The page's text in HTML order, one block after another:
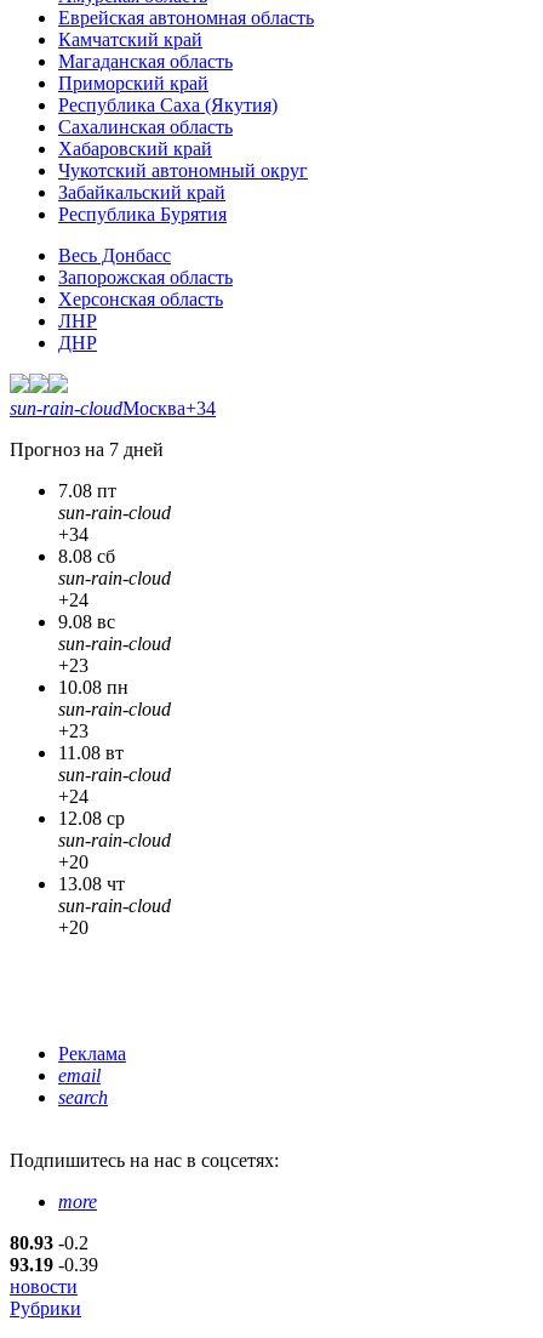
Еврейская автономная область
Камчатский край
Магаданская область
Приморский край
Республика Саха (Якутия)
Сахалинская область
Хабаровский край
Чукотский автономный округ
Забайкальский край
Республика Бурятия
Весь Донбасс
Запорожская область
Херсонская область
ЛНР
ДНР
sun-rain-cloudМосква+34
Прогноз на 7 дней
7.08 пт
sun-rain-cloud
+34
8.08 сб
sun-rain-cloud
+24
9.08 вс
sun-rain-cloud
+23
10.08 пн
sun-rain-cloud
+23
11.08 вт
sun-rain-cloud
+24
12.08 ср
sun-rain-cloud
+20
13.08 чт
sun-rain-cloud
+20
Реклама
email
search
Подпишитесь на нас в соцсетях:
more
80.93 -0.2
93.19 -0.39
новости
Рубрики